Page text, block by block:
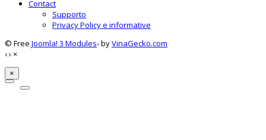
Contact
Supporto
Privacy Policy e informative
© Free Joomla! 3 Modules- byVinaGecko.com
‹› ×
×